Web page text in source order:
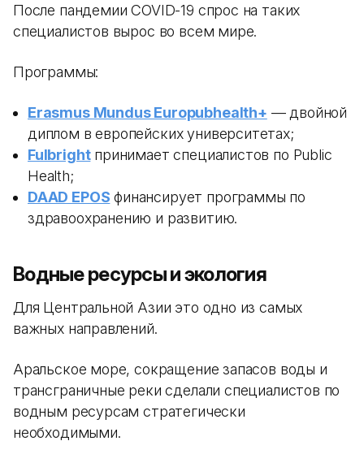
После пандемии COVID-19 спрос на таких
специалистов вырос во всем мире.
Программы:
Erasmus Mundus Europubhealth+ — двойной
диплом в европейских университетах;
Fulbrightпринимает специалистов по Public
Health;
DAAD EPOS финансирует программы по
здравоохранению и развитию.
Водные ресурсы и экология
Для Центральной Азии это одно из самых
важных направлений.
Аральское море, сокращение запасов воды и
трансграничные реки сделали специалистов по
водным ресурсам стратегически
необходимыми.